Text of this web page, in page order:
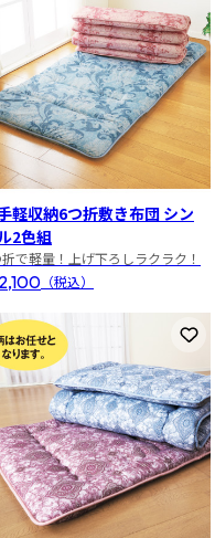
軽収納6つ折敷き布団 シン
2色組
で軽量！上げ下ろしラクラク！
（税込）
に登録 お